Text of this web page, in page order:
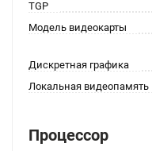
TGP
Модель видеокарты
Дискретная графика
Локальная видеопамять
Процессор